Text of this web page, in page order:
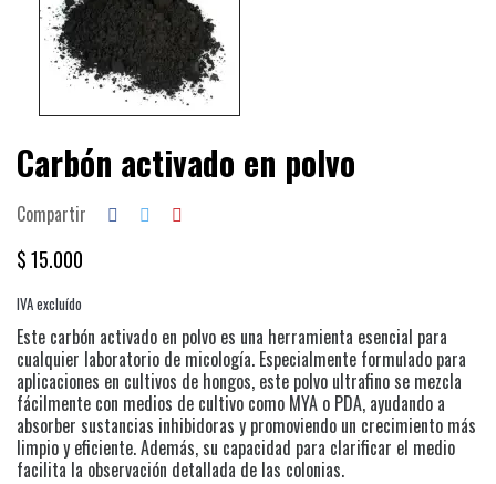
Carbón activado en polvo
Compartir
$ 15.000
IVA excluído
Este carbón activado en polvo es una herramienta esencial para
cualquier laboratorio de micología. Especialmente formulado para
aplicaciones en cultivos de hongos, este polvo ultrafino se mezcla
fácilmente con medios de cultivo como MYA o PDA, ayudando a
absorber sustancias inhibidoras y promoviendo un crecimiento más
limpio y eficiente. Además, su capacidad para clarificar el medio
facilita la observación detallada de las colonias.